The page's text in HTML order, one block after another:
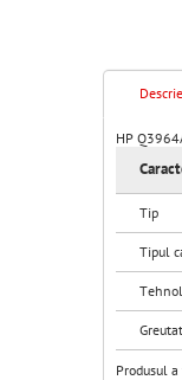
HP
Tip
Tipul
Produsul